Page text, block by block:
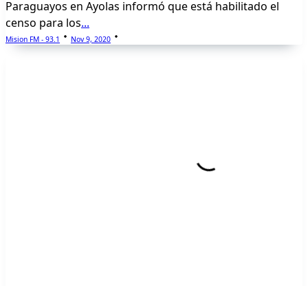
Paraguayos en Ayolas informó que está habilitado el
censo para los...
Mision FM - 93.1 Nov 9, 2020